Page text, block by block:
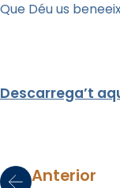
Que Déu us
Descarrega’t
Anterior